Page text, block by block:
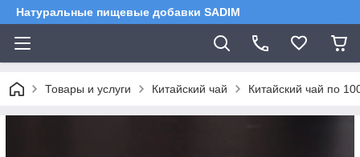
Натуральные пищевые добавки SADIM
Товары и услуги Китайский чай Китайский чай по